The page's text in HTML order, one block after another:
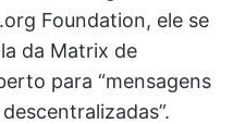
Foundation, ele se
da Matrix de
para “mensagens